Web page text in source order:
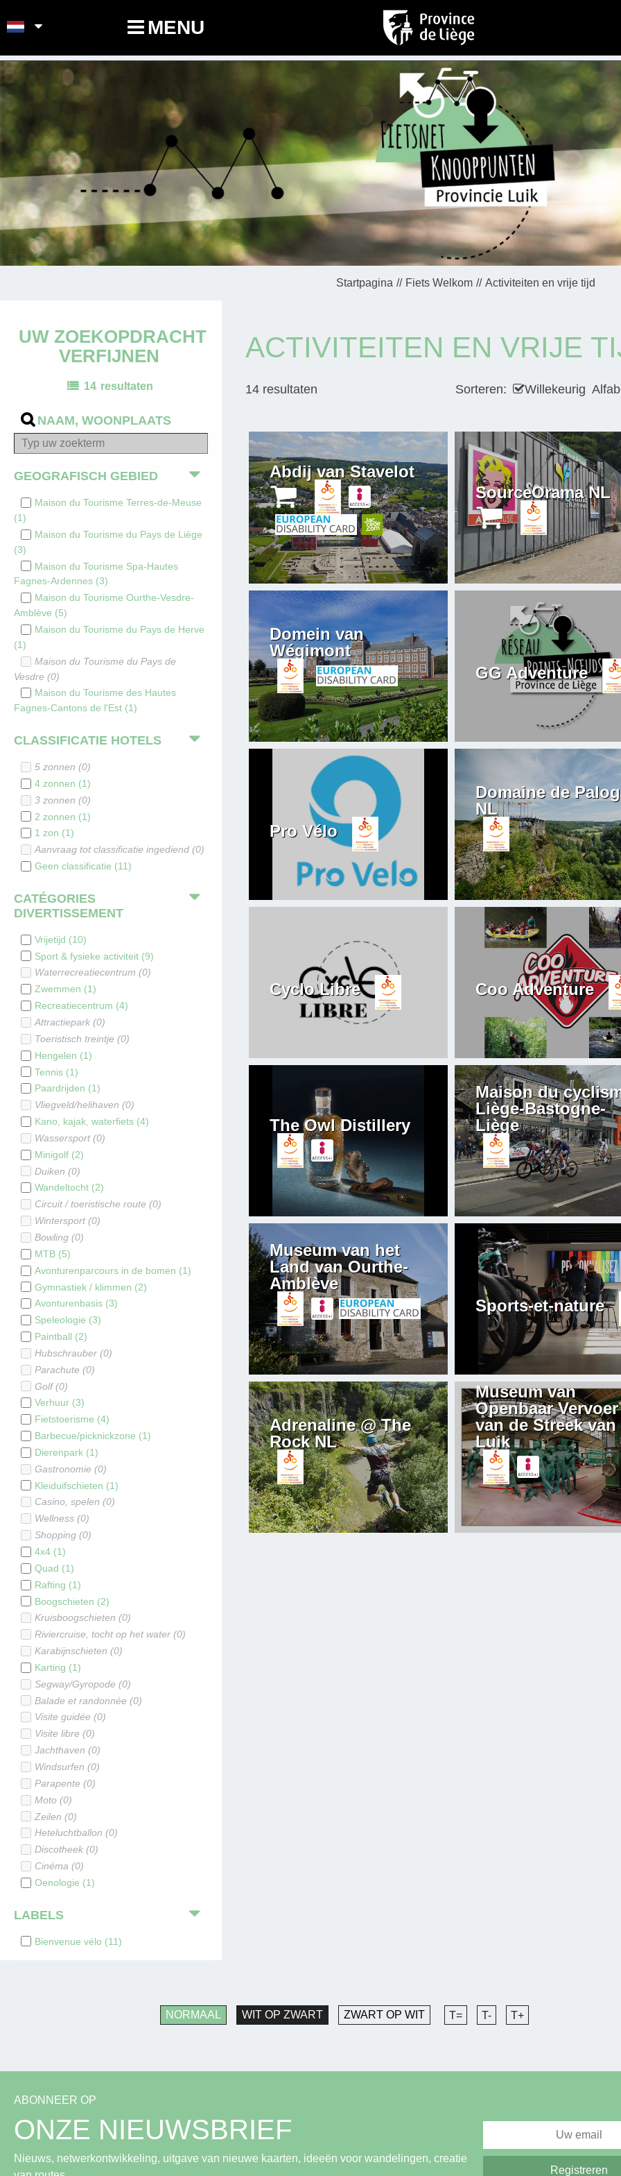
MENU
Startpagina Fiets Welkom Activiteiten en vrije tijd
UW ZOEKOPDRACHT
VERFIJNEN
14 resultaten
NAAM, WOONPLAATS
GEOGRAFISCH GEBIED
Maison du Tourisme Terres-de-Meuse
(1)
Maison du Tourisme du Pays de Liège
(3)
Maison du Tourisme Spa-Hautes
Fagnes-Ardennes (3)
Maison du Tourisme Ourthe-Vesdre-
Amblève (5)
Maison du Tourisme du Pays de Herve
(1)
Maison du Tourisme du Pays de
Vesdre (0)
Maison du Tourisme des Hautes
Fagnes-Cantons de l'Est (1)
CLASSIFICATIE HOTELS
5 zonnen (0)
4 zonnen (1)
3 zonnen (0)
2 zonnen (1)
1 zon (1)
Aanvraag tot classificatie ingediend (0)
Geen classificatie (11)
CATÉGORIES
DIVERTISSEMENT
Vrijetijd (10)
Sport & fysieke activiteit (9)
Waterrecreatiecentrum (0)
Zwemmen (1)
Recreatiecentrum (4)
Attractiepark (0)
Toeristisch treintje (0)
Hengelen (1)
Tennis (1)
Paardrijden (1)
Vliegveld/helihaven (0)
Kano, kajak, waterfiets (4)
Wassersport (0)
Minigolf (2)
Duiken (0)
Wandeltocht (2)
Circuit / toeristische route (0)
Wintersport (0)
Bowling (0)
MTB (5)
Avonturenparcours in de bomen (1)
Gymnastiek / klimmen (2)
Avonturenbasis (3)
Speleologie (3)
Paintball (2)
Hubschrauber (0)
Parachute (0)
Golf(0)
Verhuur (3)
Fietstoerisme (4)
Barbecue/picknickzone (1)
Dierenpark (1)
Gastronomie (0)
Kleiduifschieten (1)
Casino, spelen (0)
Wellness (0)
Shopping (0)
4x4 (1)
Quad (1)
Rafting (1)
Boogschieten (2)
Kruisboogschieten (0)
Riviercruise, tocht op het water (0)
Karabijnschieten (0)
Karting (1)
Segway/Gyropode (0)
Balade et randonnée (0)
Visite guidée (0)
Visite libre (0)
Jachthaven (0)
Windsurfen (0)
Parapente (0)
Moto (0)
Zeilen (0)
Heteluchtballon (0)
Discotheek (0)
Cinéma (0)
Oenologie (1)
LABELS
Bienvenue vélo (11)
ACTIVITEITEN EN VRIJE
14 resultaten Sorteren: Willekeurig
Abdij van Stavelot
SourceOrama NL
Domein van
Wégimont
GG Adventure
Pro Vélo
Domaine de
NL
Cyclo Libre Coo Adventure
The Owl Distillery
Maison du
Liège-Bastogne-
Liège
Museum van het
Land van Ourthe-
Amblève
Sports-et-nature
Adrenaline @ The
Rock NL
Museum van
Openbaar Vervoer
van de Streek van
Luik
NORMAAL WIT OP ZWART ZWART OP WIT T= T- T+
ABONNEER OP
ONZE NIEUWSBRIEF
Nieuws, netwerkontwikkeling, uitgave van nieuwe kaarten, ideeën voor wandelingen, creatie